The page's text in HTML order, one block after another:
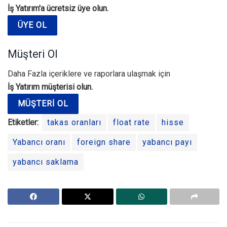
İş Yatırım'a ücretsiz üye olun.
ÜYE OL
Müşteri Ol
Daha Fazla içeriklere ve raporlara ulaşmak için
İş Yatırım müşterisi olun.
MÜŞTERI OL
Etiketler:
takas oranları float rate hisse
Yabancı oranı foreign share yabancı payı
yabancı saklama